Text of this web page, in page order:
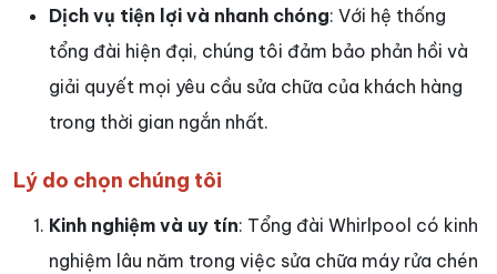
Dịch vụ tiện lợi và nhanh chóng: Với hệ thống
tổng đài hiện đại, chúng tôi đảm bảo phản hồi và
giải quyết mọi yêu cầu sửa chữa của khách hàng
trong thời gian ngắn nhất.
Lý do chọn chúng tôi
Kinh nghiệm và uy tín: Tổng đài Whirlpool có kinh
nghiệm lâu năm trong việc sửa chữa máy rửa chén